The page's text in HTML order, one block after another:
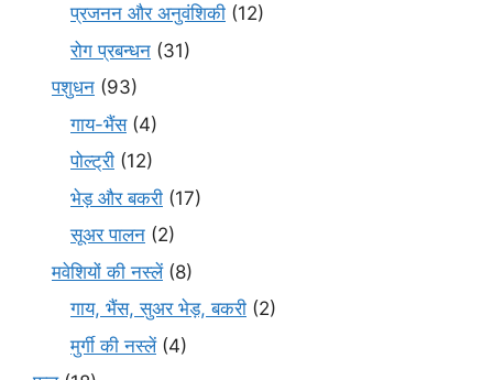
प्रजनन और अनुवंशिकी (12)
रोग प्रबन्धन (31)
पशुधन (93)
गाय-भैंस(4)
पोल्ट्री (12)
भेड़ और बकरी (17)
सूअर पालन (2)
मवेशियों की नस्लें(8)
गाय, भैंस, सुअर भेड़, बकरी (2)
मुर्गी की नस्लें(4)